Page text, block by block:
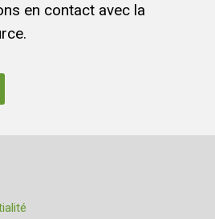
en contact avec la